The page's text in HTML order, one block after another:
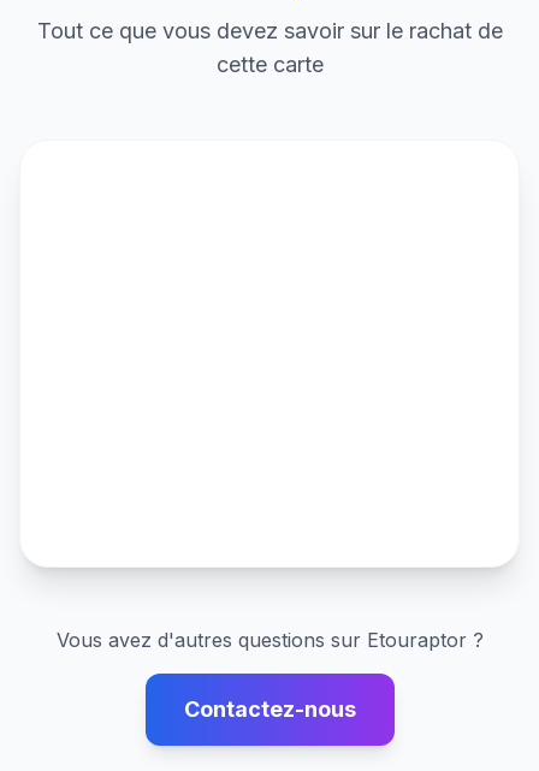
Tout ce que vous devez savoir sur le rachat de
cette carte
Vous avez d'autres questions sur Etouraptor ?
Contactez-nous